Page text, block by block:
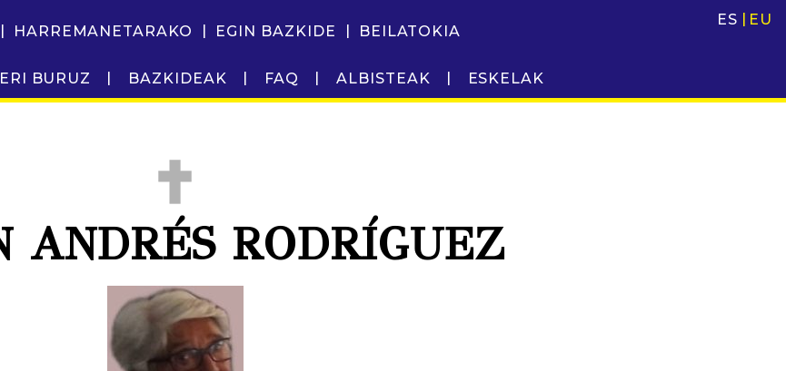
HARREMANETARAKO EGIN BAZKIDE BEILATOKIA
BURUZ BAZKIDEAK FAQ ALBISTEAK ESKELAK
ES EU
ANDRÉS RODRÍGUEZ